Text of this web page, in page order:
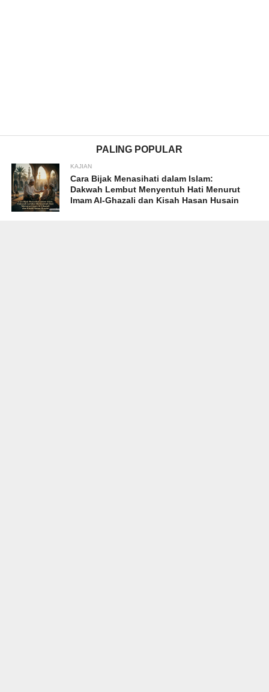
PALING POPULAR
KAJIAN
Cara Bijak Menasihati dalam Islam:
Dakwah Lembut Menyentuh Hati Menurut
Imam Al-Ghazali dan Kisah Hasan Husain